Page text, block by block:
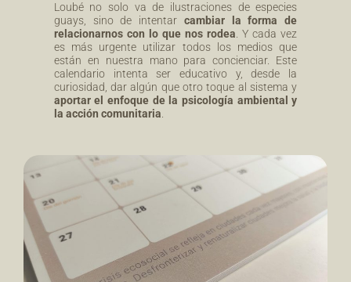
Loubé no solo va de ilustraciones de especies
guays, sino de intentar cambiar la forma de
relacionarnos con lo que nos rodea. Y cada vez
es más urgente utilizar todos los medios que
están en nuestra mano para concienciar. Este
calendario intenta ser educativo y, desde la
curiosidad, dar algún que otro toque al sistema y
aportar el enfoque de la psicología ambiental y
la acción comunitaria.